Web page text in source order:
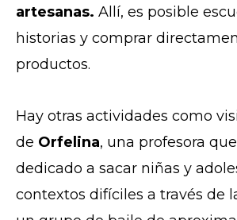
artesanas. Allí, es posible
historias y comprar
productos.
Hay otras actividades como
de Orfelina, una profesora
dedicado a sacar niñas y
contextos difíciles a través de